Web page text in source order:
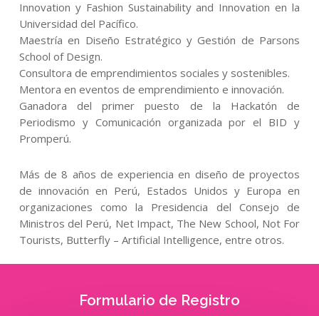
Innovation y Fashion Sustainability and Innovation en la
Universidad del Pacífico.
Maestría en Diseño Estratégico y Gestión de Parsons
School of Design.
Consultora de emprendimientos sociales y sostenibles.
Mentora en eventos de emprendimiento e innovación.
Ganadora del primer puesto de la Hackatón de
Periodismo y Comunicación organizada por el BID y
Promperú.
Más de 8 años de experiencia en diseño de proyectos
de innovación en Perú, Estados Unidos y Europa en
organizaciones como la Presidencia del Consejo de
Ministros del Perú, Net Impact, The New School, Not For
Tourists, Butterfly – Artificial Intelligence, entre otros.
Formulario de Registro